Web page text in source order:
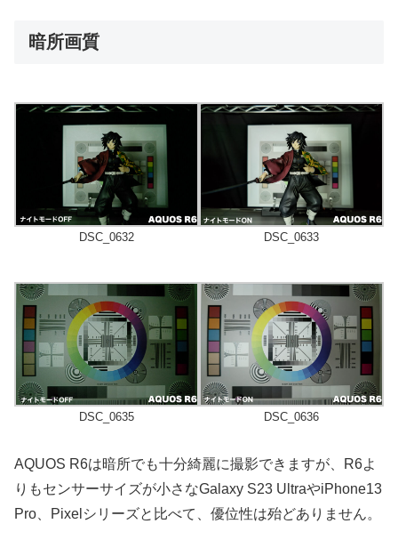
暗所画質
DSC_0632 DSC_0633
DSC_0635 DSC_0636
AQUOS R6は暗所でも十分綺麗に撮影できますが、R6よ
りもセンサーサイズが小さなGalaxy S23 UltraやiPhone13
Pro、Pixelシリーズと比べて、優位性は殆どありません。